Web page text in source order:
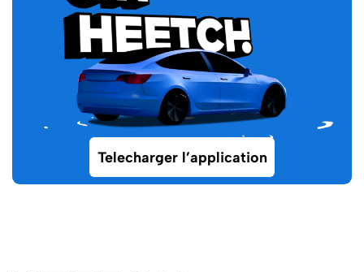
Telecharger l’application